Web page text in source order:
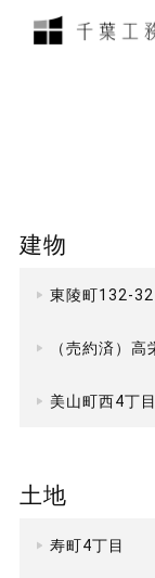
建物
東陵町132-32
（売約済）高
美山町西4丁目
土地
寿町4丁目